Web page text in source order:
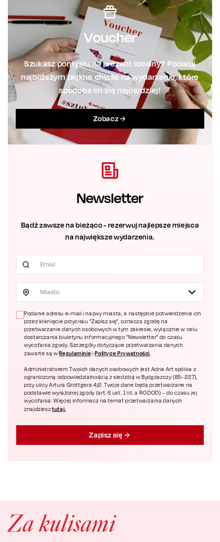
Voucher
Szukasz pomysłu na prezent idealny? Podaruj
najbliższym piękne chwile na wydarzeniu, które
spodoba im się najbardziej!
Zobacz
Newsletter
Bądź zawsze na bieżąco - rezerwuj najlepsze miejsca
na największe wydarzenia.
Miasto
Podanie adresu e-mail i nazwy miasta, a następnie potwierdzenie ich
przez kliknięcie przycisku "Zapisz się", oznacza zgodę na
przetwarzanie danych osobowych w tym zakresie, wyłącznie w celu
dostarczania biuletynu informacyjnego "Newsletter" do czasu
wycofania zgody. Szczegóły dotyczące przetwarzania danych
zawarte są wRegulaminie iPolityce Prywatności.
Administratorem Twoich danych osobowych jest Adria Art spółka z
ograniczoną odpowiedzialnością z siedzibą w Bydgoszczy (85- 227),
przy ulicy Artura Grottgera 4/2. Twoje dane będą przetwarzane na
podstawie wyrażonej zgody (art. 6 ust. 1 lit. a RODOD) – do czasu jej
wycofania. Więcej informacji na temat przetwarzania danych
znajdziesztutaj.
Zapisz się
Za kulisami